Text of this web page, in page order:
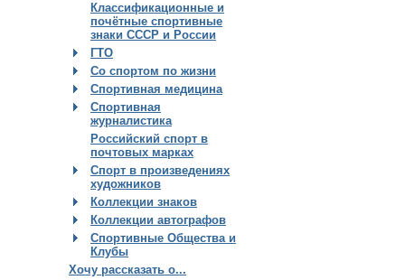
Классификационные и
почётные спортивные
знаки СССР и России
ГТО
Со спортом по жизни
Спортивная медицина
Спортивная
журналистика
Российский спорт в
почтовых марках
Спорт в произведениях
художников
Коллекции знаков
Коллекции автографов
Спортивные Общества и
Клубы
Хочу рассказать о...